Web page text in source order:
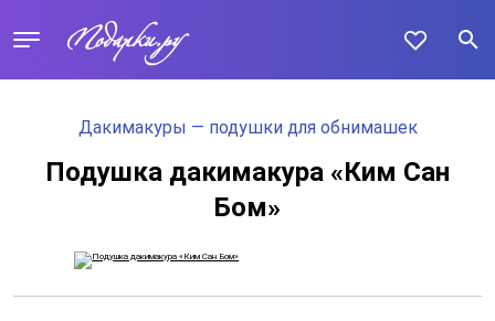
Дакимакуры — подушки для обнимашек
Подушка дакимакура «Ким Сан
Бом»